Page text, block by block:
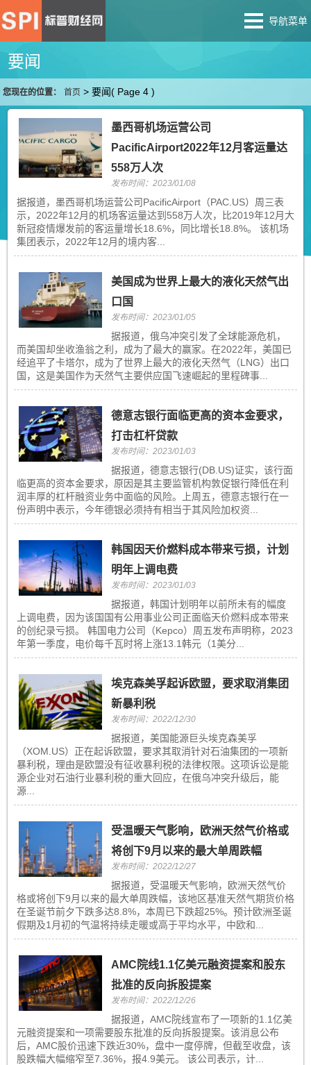
导航菜单
要闻
您现在的位置： 首页 >要闻( Page 4 )
墨西哥机场运营公司
PacificAirport2022年12月客运量达
558万人次
发布时间：2023/01/08
据报道，墨西哥机场运营公司PacificAirport（PAC.US）周三表
示，2022年12月的机场客运量达到558万人次，比2019年12月大
新冠疫情爆发前的客运量增长18.6%，同比增长18.8%。 该机场
集团表示，2022年12月的境内客...
美国成为世界上最大的液化天然气出
口国
发布时间：2023/01/05
据报道，俄乌冲突引发了全球能源危机，
而美国却坐收渔翁之利，成为了最大的赢家。在2022年，美国已
经追平了卡塔尔，成为了世界上最大的液化天然气（LNG）出口
国，这是美国作为天然气主要供应国飞速崛起的里程碑事...
德意志银行面临更高的资本金要求，
打击杠杆贷款
发布时间：2023/01/03
据报道，德意志银行(DB.US)证实，该行面
临更高的资本金要求，原因是其主要监管机构敦促银行降低在利
润丰厚的杠杆融资业务中面临的风险。上周五，德意志银行在一
份声明中表示，今年德银必须持有相当于其风险加权资...
韩国因天价燃料成本带来亏损，计划
明年上调电费
发布时间：2023/01/03
据报道，韩国计划明年以前所未有的幅度
上调电费，因为该国国有公用事业公司正面临天价燃料成本带来
的创纪录亏损。 韩国电力公司（Kepco）周五发布声明称，2023
年第一季度，电价每千瓦时将上涨13.1韩元（1美分...
埃克森美孚起诉欧盟，要求取消集团
新暴利税
发布时间：2022/12/30
据报道，美国能源巨头埃克森美孚
（XOM.US）正在起诉欧盟，要求其取消针对石油集团的一项新
暴利税，理由是欧盟没有征收暴利税的法律权限。这项诉讼是能
源企业对石油行业暴利税的重大回应，在俄乌冲突升级后，能
源...
受温暖天气影响，欧洲天然气价格或
将创下9月以来的最大单周跌幅
发布时间：2022/12/27
据报道，受温暖天气影响，欧洲天然气价
格或将创下9月以来的最大单周跌幅，该地区基准天然气期货价格
在圣诞节前夕下跌多达8.8%，本周已下跌超25%。预计欧洲圣诞
假期及1月初的气温将持续走暖或高于平均水平，中欧和...
AMC院线1.1亿美元融资提案和股东
批准的反向拆股提案
发布时间：2022/12/26
据报道，AMC院线宣布了一项新的1.1亿美
元融资提案和一项需要股东批准的反向拆股提案。该消息公布
后，AMC股价迅速下跌近30%，盘中一度停牌，但截至收盘，该
股跌幅大幅缩窄至7.36%，报4.9美元。 该公司表示，计...